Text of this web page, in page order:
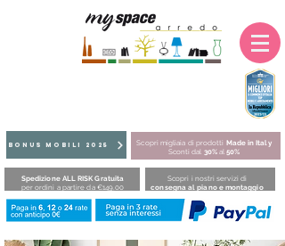
BONUS MOBILI 2025 Scopri migliaia di prodotti Made in Italy
Sconti dal 30%al50%
Spedizione ALL RISK Gratuita
per ordini a partire da €149,00
Scopri i nostri servizi di
consegna al piano e montaggio